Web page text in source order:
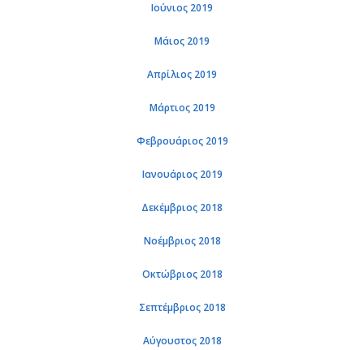
Ιούνιος 2019
Μάιος 2019
Απρίλιος 2019
Μάρτιος 2019
Φεβρουάριος 2019
Ιανουάριος 2019
Δεκέμβριος 2018
Νοέμβριος 2018
Οκτώβριος 2018
Σεπτέμβριος 2018
Αύγουστος 2018